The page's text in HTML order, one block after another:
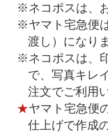
※ネコポスは、
※ヤマト宅急便
渡し）になり
※ネコポスは、
で、写真キレ
注文でご利用
★ヤマト宅急便
仕上げで作成